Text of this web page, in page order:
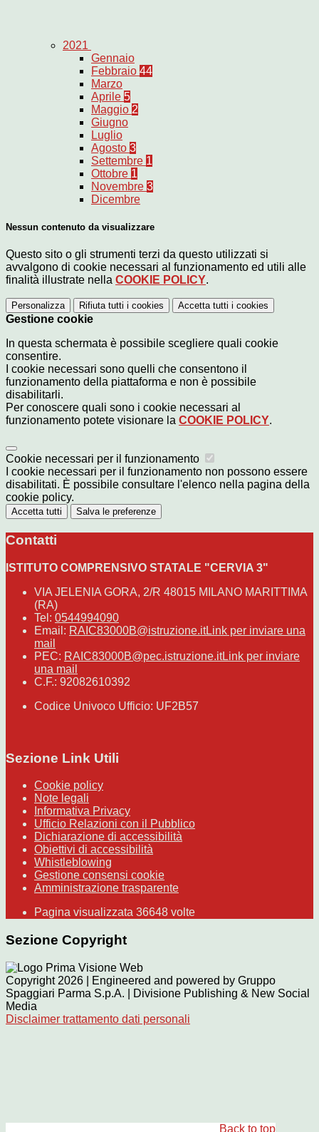
2021
Gennaio
Febbraio 44
Marzo
Aprile 5
Maggio 2
Giugno
Luglio
Agosto 3
Settembre 1
Ottobre 1
Novembre 3
Dicembre
Nessun contenuto da visualizzare
Questo sito o gli strumenti terzi da questo utilizzati si
avvalgono di cookie necessari al funzionamento ed utili alle
finalità illustrate nella COOKIE POLICY.
Personalizza Rifiuta tutti i cookies Accetta tutti i cookies
Gestione cookie
In questa schermata è possibile scegliere quali cookie
consentire.
I cookie necessari sono quelli che consentono il
funzionamento della piattaforma e non è possibile
disabilitarli.
Per conoscere quali sono i cookie necessari al
funzionamento potete visionare la COOKIE POLICY.
Cookie necessari per il funzionamento
I cookie necessari per il funzionamento non possono essere
disabilitati. È possibile consultare l'elenco nella pagina della
cookie policy.
Accetta tutti Salva le preferenze
Contatti
ISTITUTO COMPRENSIVO STATALE "CERVIA 3"
VIA JELENIA GORA, 2/R 48015 MILANO MARITTIMA
(RA)
Tel: 0544994090
Email: RAIC83000B@istruzione.itLink per inviare una
mail
PEC: RAIC83000B@pec.istruzione.itLink per inviare
una mail
C.F.: 92082610392
Codice Univoco Ufficio: UF2B57
Sezione Link Utili
Cookie policy
Note legali
Informativa Privacy
Ufficio Relazioni con il Pubblico
Dichiarazione di accessibilità
Obiettivi di accessibilità
Whistleblowing
Gestione consensi cookie
Amministrazione trasparente
Pagina visualizzata 36648 volte
Sezione Copyright
Copyright 2026 | Engineered and powered by Gruppo
Spaggiari Parma S.p.A. | Divisione Publishing & New Social
Media
Disclaimer trattamento dati personali
Back to top